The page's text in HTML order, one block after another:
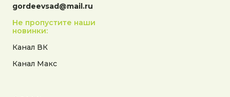
gordeevsad@mail.ru
Не пропустите наши
новинки:
Канал ВК
Канал Макс